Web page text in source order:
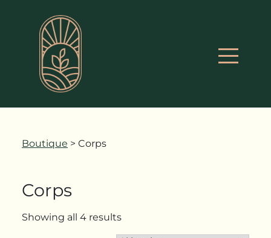
Boutique > Corps
Corps
Showing all 4 results